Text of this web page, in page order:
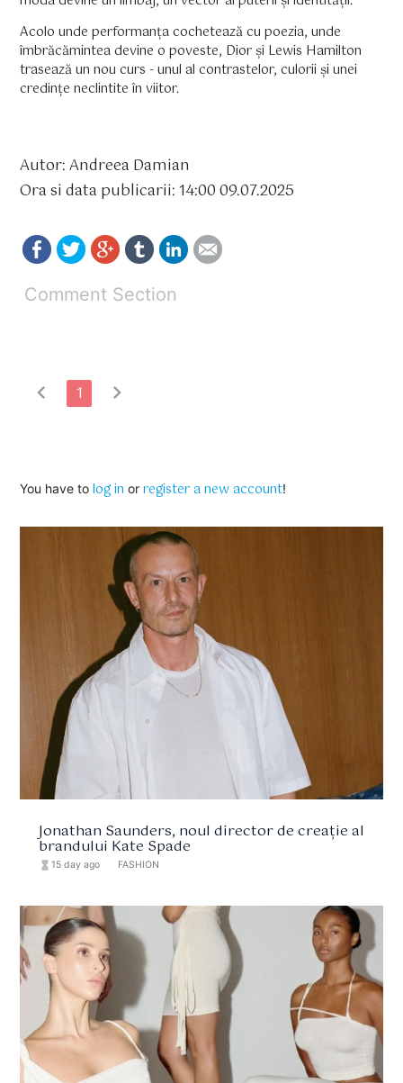
Acolo unde performanța cochetează cu poezia, unde
îmbrăcămintea devine o poveste, Dior și Lewis Hamilton
trasează un nou curs - unul al contrastelor, culorii și unei
credințe neclintite în viitor.
Autor: Andreea Damian
Ora si data publicarii: 14:00 09.07.2025
Comment Section
chevron_left 1 chevron_right
You have tolog in orregister a new account!
Jonathan Saunders, noul director de creație al
brandului Kate Spade
hourglass_full 15 day ago FASHION